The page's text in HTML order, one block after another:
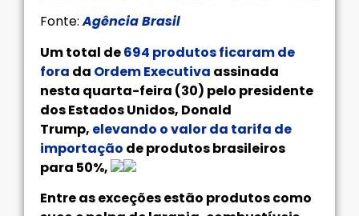
Fonte:Agência Brasil
Um total de694 produtos ficaram de
fora da Ordem Executiva assinada
nesta quarta-feira (30) pelo presidente
dos Estados Unidos, Donald
Trump, elevando o valor da tarifa de
importação de produtos brasileiros
para 50%,
Entre as exceções estão produtos como